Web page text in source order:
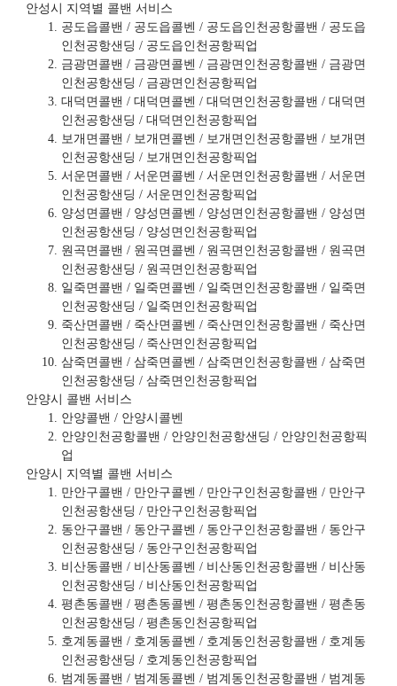
안성시 지역별 콜밴 서비스
공도읍콜밴 / 공도읍콜벤 / 공도읍인천공항콜밴 / 공도읍
인천공항샌딩 / 공도읍인천공항픽업
금광면콜밴 / 금광면콜벤 / 금광면인천공항콜밴 / 금광면
인천공항샌딩 / 금광면인천공항픽업
대덕면콜밴 / 대덕면콜벤 / 대덕면인천공항콜밴 / 대덕면
인천공항샌딩 / 대덕면인천공항픽업
보개면콜밴 / 보개면콜벤 / 보개면인천공항콜밴 / 보개면
인천공항샌딩 / 보개면인천공항픽업
서운면콜밴 / 서운면콜벤 / 서운면인천공항콜밴 / 서운면
인천공항샌딩 / 서운면인천공항픽업
양성면콜밴 / 양성면콜벤 / 양성면인천공항콜밴 / 양성면
인천공항샌딩 / 양성면인천공항픽업
원곡면콜밴 / 원곡면콜벤 / 원곡면인천공항콜밴 / 원곡면
인천공항샌딩 / 원곡면인천공항픽업
일죽면콜밴 / 일죽면콜벤 / 일죽면인천공항콜밴 / 일죽면
인천공항샌딩 / 일죽면인천공항픽업
죽산면콜밴 / 죽산면콜벤 / 죽산면인천공항콜밴 / 죽산면
인천공항샌딩 / 죽산면인천공항픽업
삼죽면콜밴 / 삼죽면콜벤 / 삼죽면인천공항콜밴 / 삼죽면
인천공항샌딩 / 삼죽면인천공항픽업
안양시 콜밴 서비스
안양콜밴 / 안양시콜벤
안양인천공항콜밴 / 안양인천공항샌딩 / 안양인천공항픽
업
안양시 지역별 콜밴 서비스
만안구콜밴 / 만안구콜벤 / 만안구인천공항콜밴 / 만안구
인천공항샌딩 / 만안구인천공항픽업
동안구콜밴 / 동안구콜벤 / 동안구인천공항콜밴 / 동안구
인천공항샌딩 / 동안구인천공항픽업
비산동콜밴 / 비산동콜벤 / 비산동인천공항콜밴 / 비산동
인천공항샌딩 / 비산동인천공항픽업
평촌동콜밴 / 평촌동콜벤 / 평촌동인천공항콜밴 / 평촌동
인천공항샌딩 / 평촌동인천공항픽업
호계동콜밴 / 호계동콜벤 / 호계동인천공항콜밴 / 호계동
인천공항샌딩 / 호계동인천공항픽업
범계동콜밴 / 범계동콜벤 / 범계동인천공항콜밴 / 범계동